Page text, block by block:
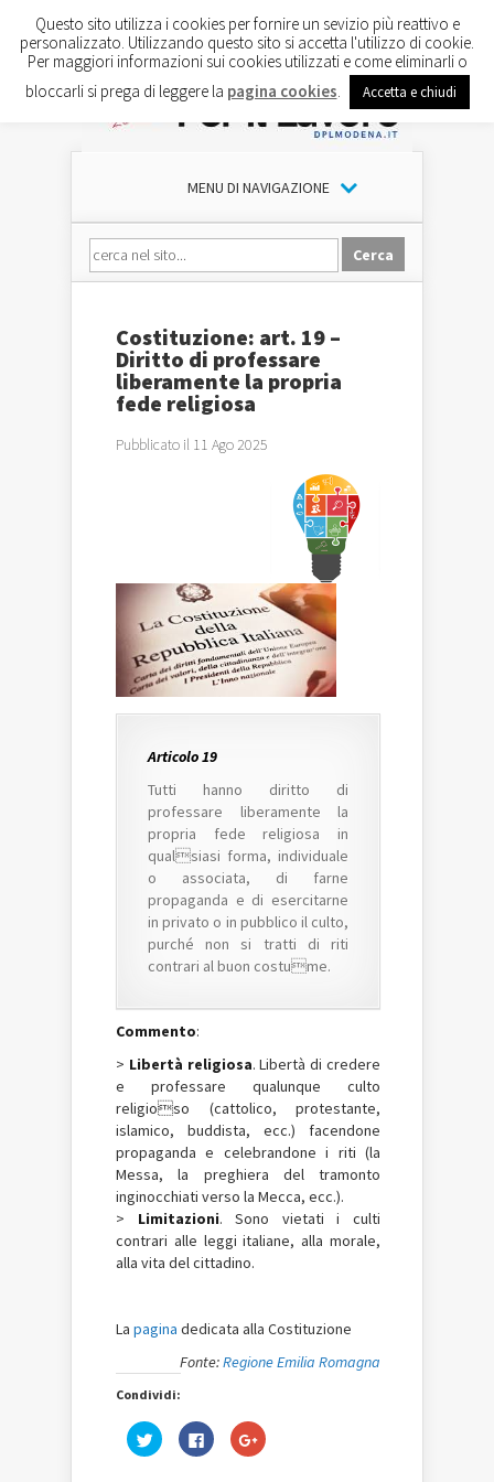
MENU DI NAVIGAZIONE
Costituzione: art. 19 –
Diritto di professare
liberamente la propria
fede religiosa
Pubblicato il 11 Ago 2025
Articolo 19
Tutti hanno diritto di
professare liberamente la
propria fede religiosa in
qualsiasi forma, individuale
o associata, di farne
propaganda e di esercitarne
in privato o in pubblico il culto,
purché non si tratti di riti
contrari al buon costume.
Commento:
> Libertà religiosa. Libertà di credere
e professare qualunque culto
religioso (cattolico, protestante,
islamico, buddista, ecc.) facendone
propaganda e celebrandone i riti (la
Messa, la preghiera del tramonto
inginocchiati verso la Mecca, ecc.).
> Limitazioni. Sono vietati i culti
contrari alle leggi italiane, alla morale,
alla vita del cittadino.
La pagina dedicata alla Costituzione
Fonte:Regione Emilia Romagna
Condividi:
Fai
clic
Fai
clic
Fai
clic
Questo sito utilizza i cookies per fornire un sevizio più reattivo e
personalizzato. Utilizzando questo sito si accetta l'utilizzo di cookie.
Per maggiori informazioni sui cookies utilizzati e come eliminarli o
bloccarli si prega di leggere la pagina cookies Accetta e chiudi